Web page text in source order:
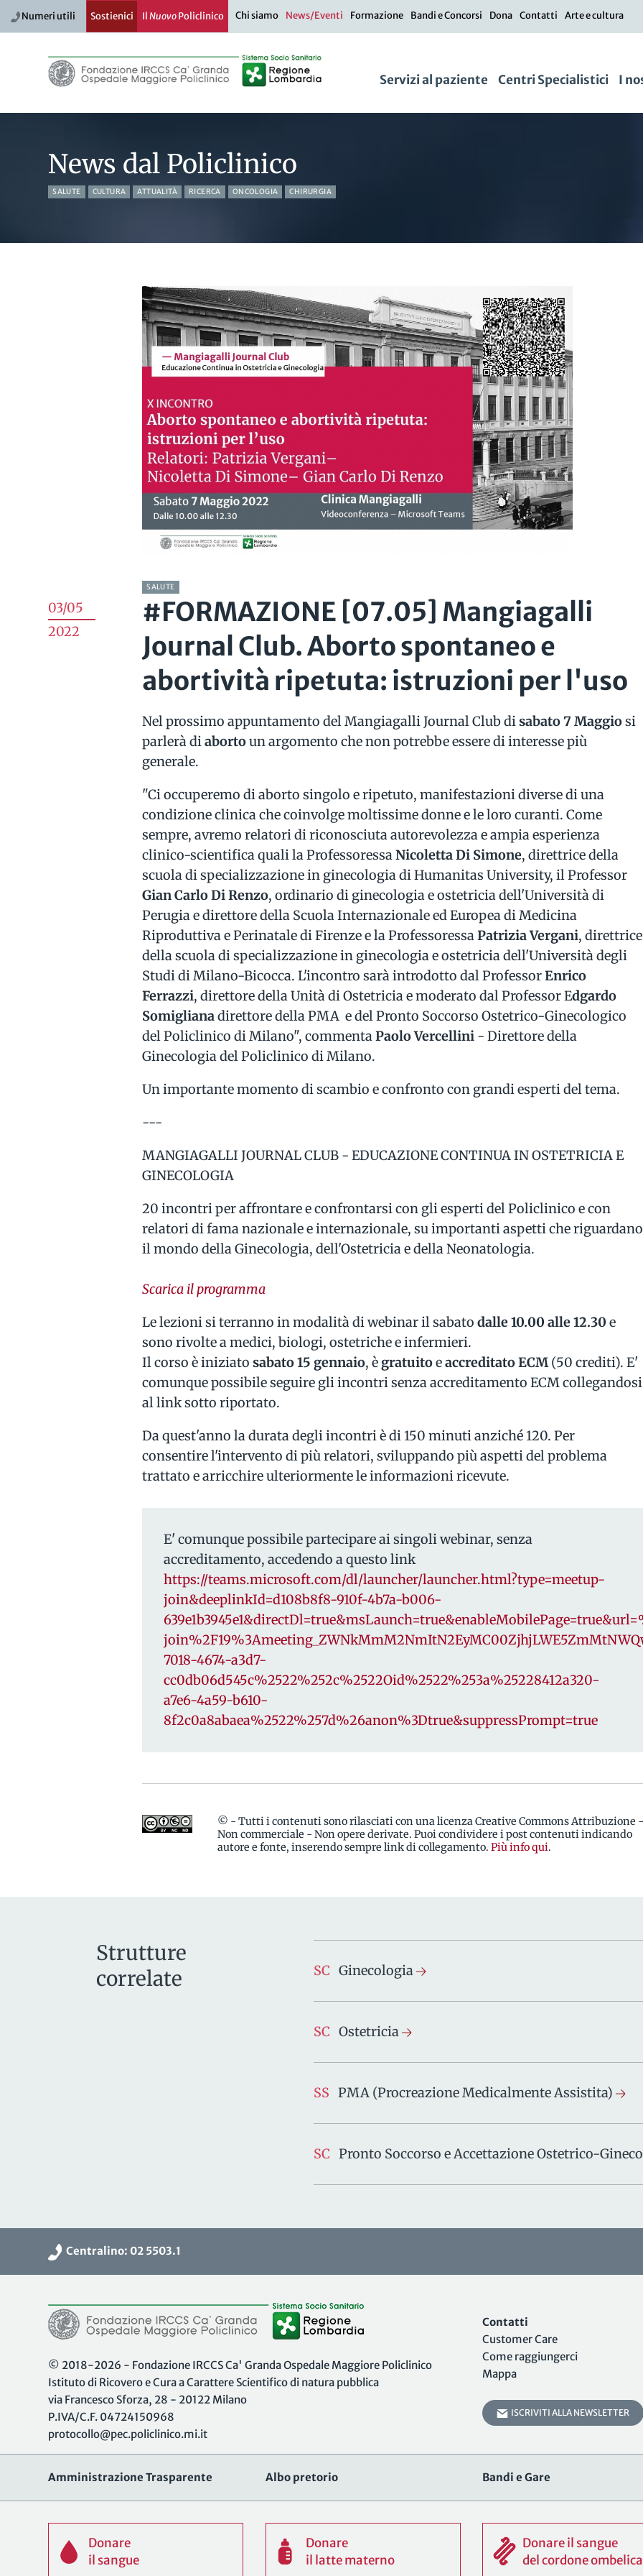
Numeri utili Sostienici IlNuovoPoliclinico Chi siamo News/Eventi Formazione Bandi e Concorsi Dona Contatti Arte e cultura
Servizi al paziente Centri Specialistici I
News dal Policlinico
SALUTE CULTURA ATTUALITÀ RICERCA ONCOLOGIA CHIRURGIA
03/05
2022
SALUTE
#FORMAZIONE [07.05] Mangiagalli
Journal Club. Aborto spontaneo e
abortività ripetuta: istruzioni per l'uso
Nel prossimo appuntamento del Mangiagalli Journal Club disabato 7 Maggiosi
parlerà diabortoun argomento che non potrebbe essere di interesse più
generale.
"Ci occuperemo di aborto singolo e ripetuto, manifestazioni diverse di una
condizione clinica che coinvolge moltissime donne e le loro curanti. Come
sempre, avremo relatori di riconosciuta autorevolezza e ampia esperienza
clinico-scientifica quali la ProfessoressaNicoletta Di Simone, direttrice della
scuola di specializzazione in ginecologia di Humanitas University, il Professor
Gian Carlo Di Renzo, ordinario di ginecologia e ostetricia dell'Università di
Perugia e direttore della Scuola Internazionale ed Europea di Medicina
Riproduttiva e Perinatale di Firenze e la ProfessoressaPatrizia Vergani, direttrice
della scuola di specializzazione in ginecologia e ostetricia dell'Università degli
Studi di Milano-Bicocca. L'incontro sarà introdotto dal ProfessorEnrico
Ferrazzi, direttore della Unità di Ostetricia e moderato dal Professor Edgardo
Somiglianadirettore della PMA e del Pronto Soccorso Ostetrico-Ginecologico
del Policlinico di Milano", commentaPaolo Vercellini - Direttore della
Ginecologia del Policlinico di Milano.
Un importante momento di scambio e confronto con grandi esperti del tema.
---
MANGIAGALLI JOURNAL CLUB - EDUCAZIONE CONTINUA IN OSTETRICIA E
GINECOLOGIA
20 incontri per affrontare e confrontarsi con gli esperti del Policlinico e con
relatori di fama nazionale e internazionale, su importanti aspetti che riguardano
il mondo della Ginecologia, dell'Ostetricia e della Neonatologia.
Scarica il programma
Le lezioni si terranno in modalità di webinar il sabatodalle 10.00 alle 12.30 e
sono rivolte a medici, biologi, ostetriche e infermieri.
Il corso è iniziatosabato 15 gennaio, è gratuitoeaccreditatoECM(50 crediti). E'
comunque possibile seguire gli incontri senza accreditamento ECM collegandosi
al link sotto riportato.
Da quest'anno la durata degli incontri è di 150 minuti anziché 120. Per
consentire l'intervento di più relatori, sviluppando più aspetti del problema
trattato e arricchire ulteriormente le informazioni ricevute.
E' comunque possibile partecipare ai singoli webinar, senza
accreditamento, accedendo a questo link
https://teams.microsoft.com/dl/launcher/launcher.html?type=meetup-
join&deeplinkId=d108b8f8-910f-4b7a-b006-
7018-4674-a3d7-
cc0db06d545c%2522%252c%2522Oid%2522%253a%25228412a320-
a7e6-4a59-b610-
8f2c0a8abaea%2522%257d%26anon%3Dtrue&suppressPrompt=true
© - Tutti i contenuti sono rilasciati con una licenza Creative Commons Attribuzione -
Non commerciale - Non opere derivate. Puoi condividere i post contenuti indicando
autore e fonte, inserendo sempre link di collegamento.Più info qui.
Strutture
correlate
SC Ginecologia
SC Ostetricia
SS PMA (Procreazione Medicalmente Assistita)
SC Pronto Soccorso e Accettazione Ostetrico-
Centralino: 02 5503.1
© 2018-2026 - Fondazione IRCCS Ca' Granda Ospedale Maggiore Policlinico
Istituto di Ricovero e Cura a Carattere Scientifico di natura pubblica
via Francesco Sforza, 28 - 20122 Milano
P.IVA/C.F. 04724150968
protocollo@pec.policlinico.mi.it
Contatti
Customer Care
Come raggiungerci
Mappa
ISCRIVITI ALLA NEWSLETTER
Amministrazione Trasparente Albo pretorio Bandi e Gare
Donare
il sangue
Donare
il latte materno
Donare il sangue
del cordone